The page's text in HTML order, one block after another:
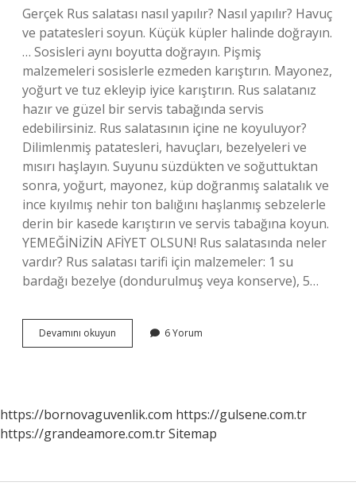
Gerçek Rus salatası nasıl yapılır? Nasıl yapılır? Havuç
ve patatesleri soyun. Küçük küpler halinde doğrayın.
… Sosisleri aynı boyutta doğrayın. Pişmiş
malzemeleri sosislerle ezmeden karıştırın. Mayonez,
yoğurt ve tuz ekleyip iyice karıştırın. Rus salatanız
hazır ve güzel bir servis tabağında servis
edebilirsiniz. Rus salatasının içine ne koyuluyor?
Dilimlenmiş patatesleri, havuçları, bezelyeleri ve
mısırı haşlayın. Suyunu süzdükten ve soğuttuktan
sonra, yoğurt, mayonez, küp doğranmış salatalık ve
ince kıyılmış nehir ton balığını haşlanmış sebzelerle
derin bir kasede karıştırın ve servis tabağına koyun.
YEMEĞİNİZİN AFİYET OLSUN! Rus salatasında neler
vardır? Rus salatası tarifi için malzemeler: 1 su
bardağı bezelye (dondurulmuş veya konserve), 5…
Devamını okuyun
Güzel
6 Yorum
https://bornovaguvenlik.com https://gulsene.com.tr
https://grandeamore.com.trSitemap